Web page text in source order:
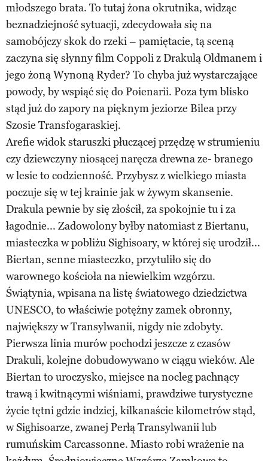
młodszego brata. To tutaj żona okrutnika, widząc
beznadziejność sytuacji, zdecydowała się na
samobójczy skok do rzeki – pamiętacie, tą sceną
zaczyna się słynny film Coppoli z Drakulą Oldmanem i
jego żoną Wynoną Ryder? To chyba już wystarczające
powody, by wspiąć się do Poienarii. Poza tym blisko
stąd już do zapory na pięknym jeziorze Bilea przy
Szosie Transfogaraskiej.
Arefie widok staruszki płuczącej przędzę w strumieniu
czy dziewczyny niosącej naręcza drewna ze- branego
w lesie to codzienność. Przybysz z wielkiego miasta
poczuje się w tej krainie jak w żywym skansenie.
Drakula pewnie by się złościł, za spokojnie tu i za
łagodnie... Zadowolony byłby natomiast z Biertanu,
miasteczka w pobliżu Sighisoary, w której się urodził...
Biertan, senne miasteczko, przytuliło się do
warownego kościoła na niewielkim wzgórzu.
Świątynia, wpisana na listę światowego dziedzictwa
UNESCO, to właściwie potężny zamek obronny,
największy w Transylwanii, nigdy nie zdobyty.
Pierwsza linia murów pochodzi jeszcze z czasów
Drakuli, kolejne dobudowywano w ciągu wieków. Ale
Biertan to uroczysko, miejsce na nocleg pachnący
trawą i kwitnącymi wiśniami, prawdziwe turystyczne
życie tętni gdzie indziej, kilkanaście kilometrów stąd,
w Sighisoarze, zwanej Perłą Transylwanii lub
rumuńskim Carcassonne. Miasto robi wrażenie na